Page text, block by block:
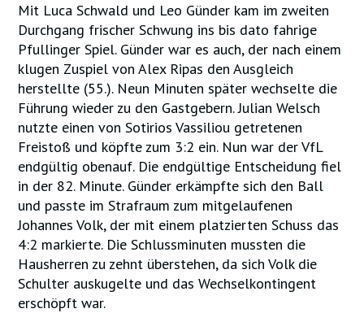
Mit Luca Schwald und Leo Günder kam im zweiten
Durchgang frischer Schwung ins bis dato fahrige
Pfullinger Spiel. Günder war es auch, der nach einem
klugen Zuspiel von Alex Ripas den Ausgleich
herstellte (55.). Neun Minuten später wechselte die
Führung wieder zu den Gastgebern. Julian Welsch
nutzte einen von Sotirios Vassiliou getretenen
Freistoß und köpfte zum 3:2 ein. Nun war der VfL
endgültig obenauf. Die endgültige Entscheidung fiel
in der 82. Minute. Günder erkämpfte sich den Ball
und passte im Strafraum zum mitgelaufenen
Johannes Volk, der mit einem platzierten Schuss das
4:2 markierte. Die Schlussminuten mussten die
Hausherren zu zehnt überstehen, da sich Volk die
Schulter auskugelte und das Wechselkontingent
erschöpft war.